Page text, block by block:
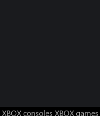
XBOX consoles XBOX games